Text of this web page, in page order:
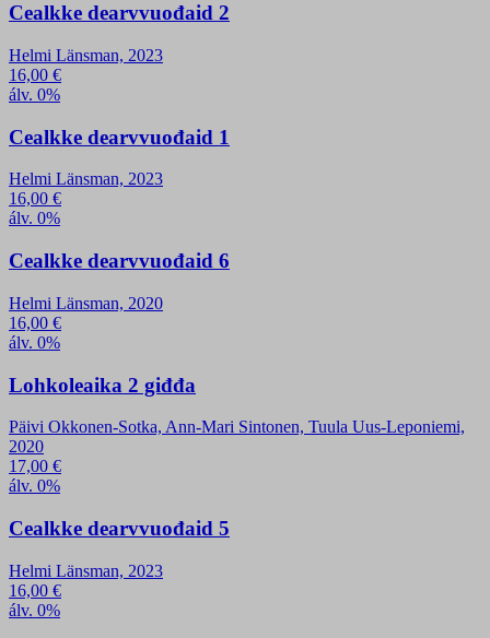
Cealkke dearvvuođaid 2
Helmi Länsman, 2023
16,00 €
álv. 0%
Cealkke dearvvuođaid 1
Helmi Länsman, 2023
16,00 €
álv. 0%
Cealkke dearvvuođaid 6
Helmi Länsman, 2020
16,00 €
álv. 0%
Lohkoleaika 2 giđđa
Päivi Okkonen-Sotka, Ann-Mari Sintonen, Tuula Uus-Leponiemi,
2020
17,00 €
álv. 0%
Cealkke dearvvuođaid 5
Helmi Länsman, 2023
16,00 €
álv. 0%